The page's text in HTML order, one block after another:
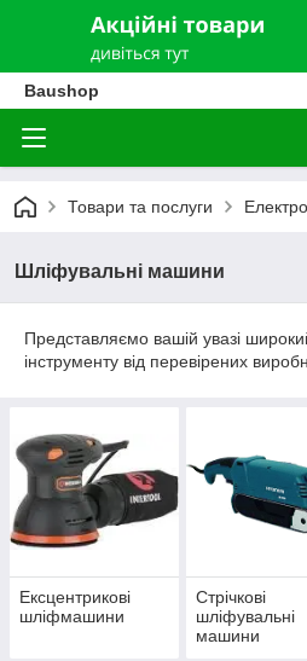
Baushop
Товари та послуги
Шліфувальні машини
Представляємо вашій увазі
інструменту від перевірених
Ексцентрикові
шліфмашини
Стрічкові
шліфувальні
машини